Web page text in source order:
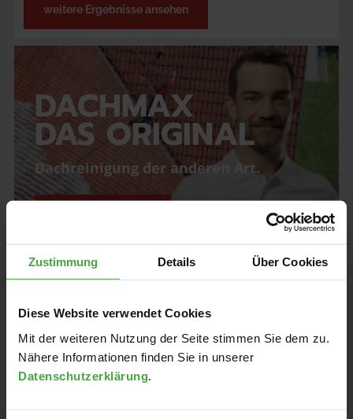
Zustimmung Details Über Cookies
Diese Website verwendet Cookies
Mit der weiteren Nutzung der Seite stimmen Sie dem zu.
Nähere Informationen finden Sie in unserer
Datenschutzerklärung
weitere Ergebnisse ansehen
DACHMAX
DAS ORIGINAL
Dachreinigung der anderen Art.
Die Vorteile einer
Dachreinigung durch
Dachmax: